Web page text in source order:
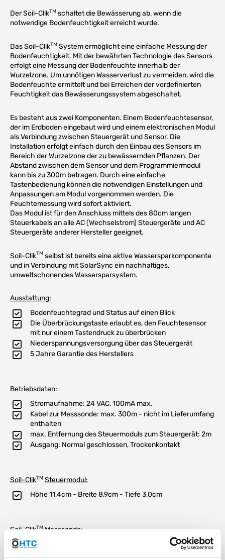
Der Soil-ClikTM schaltet die Bewässerung ab, wenn die
notwendige Bodenfeuchtigkeit erreicht wurde.
Das Soil-ClikTM System ermöglicht eine einfache Messung der
Bodenfeuchtigkeit. Mit der bewährten Technologie des Sensors
erfolgt eine Messung der Bodenfeuchte innerhalb der
Wurzelzone. Um unnötigen Wasserverlust zu vermeiden, wird die
Bodenfeuchte ermittelt und bei Erreichen der vordefinierten
Feuchtigkeit das Bewässerungssystem abgeschaltet.
Es besteht aus zwei Komponenten. Einem Bodenfeuchtesensor,
der im Erdboden eingebaut wird und einem elektronischen Modul
als Verbindung zwischen Steuergerät und Sensor. Die
Installation erfolgt einfach durch den Einbau des Sensors im
Bereich der Wurzelzone der zu bewässernden Pflanzen. Der
Abstand zwischen dem Sensor und dem Programmiermodul
kann bis zu 300m betragen. Durch eine einfache
Tastenbedienung können die notwendigen Einstellungen und
Anpassungen am Modul vorgenommen werden. Die
Feuchtemessung wird sofort aktiviert.
Das Modul ist für den Anschluss mittels des 80cm langen
Steuerkabels an alle AC (Wechselstrom) Steuergeräte und AC
Steuergeräte anderer Hersteller geeignet.
Soil-ClikTM selbst ist bereits eine aktive Wassersparkomponente
und in Verbindung mit SolarSync ein nachhaltiges,
umweltschonendes Wassersparsystem.
Ausstattung:
Bodenfeuchtegrad und Status auf einen Blick
Die Überbrückungstaste erlaubt es, den Feuchtesensor
mit nur einem Tastendruck zu überbrücken
Niederspannungsversorgung über das Steuergerät
5 Jahre Garantie des Herstellers
Betriebsdaten:
Stromaufnahme: 24 VAC, 100mA max.
Kabel zur Messsonde: max. 300m - nicht im Lieferumfang
enthalten
max. Entfernung des Steuermoduls zum Steuergerät: 2m
Ausgang: Normal geschlossen, Trockenkontakt
Soil-ClikTM Steuermodul:
Höhe 11,4cm - Breite 8,9cm - Tiefe 3,0cm
Soil-ClikTM Messsonde:
Durchmesser 2,0cm - Höhe 8,3cm